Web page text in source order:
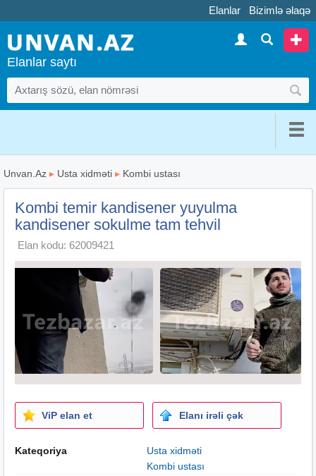
Elanlar Bizimlə əlaqə
Elanlar saytı
Unvan.Az ▸ Usta xidməti ▸ Kombi ustası
Kombi temir kandisener yuyulma
kandisener sokulme tam tehvil
Elan kodu: 62009421
ViP elan et Elanı irəli çək
Kateqoriya
Usta xidməti
Kombi ustası